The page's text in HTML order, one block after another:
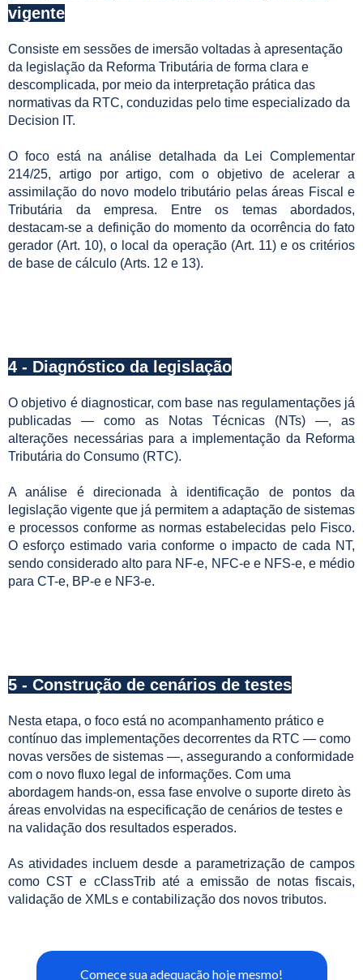
vigente
Consiste em sessões de imersão voltadas à apresentação
da legislação da Reforma Tributária de forma clara e
descomplicada, por meio da interpretação prática das
normativas da RTC, conduzidas pelo time especializado da
Decision IT.
O foco está na análise detalhada da Lei Complementar
214/25, artigo por artigo, com o objetivo de acelerar a
assimilação do novo modelo tributário pelas áreas Fiscal e
Tributária da empresa. Entre os temas abordados,
destacam-se a definição do momento da ocorrência do fato
gerador (Art. 10), o local da operação (Art. 11) e os critérios
de base de cálculo (Arts. 12 e 13).
4 - Diagnóstico da legislação
O objetivo é diagnosticar, com base nas regulamentações já
publicadas — como as Notas Técnicas (NTs) —, as
alterações necessárias para a implementação da Reforma
Tributária do Consumo (RTC).
A análise é direcionada à identificação de pontos da
legislação vigente que já permitem a adaptação de sistemas
e processos conforme as normas estabelecidas pelo Fisco.
O esforço estimado varia conforme o impacto de cada NT,
sendo considerado alto para NF-e, NFC-e e NFS-e, e médio
para CT-e, BP-e e NF3-e.
5 - Construção de cenários de testes
Nesta etapa, o foco está no acompanhamento prático e
contínuo das implementações decorrentes da RTC — como
novas versões de sistemas —, assegurando a conformidade
com o novo fluxo legal de informações. Com uma
abordagem hands-on, essa fase envolve o suporte direto às
áreas envolvidas na especificação de cenários de testes e
na validação dos resultados esperados.
As atividades incluem desde a parametrização de campos
como CST e cClassTrib até a emissão de notas fiscais,
validação de XMLs e contabilização dos novos tributos.
Comece sua adequação hoje mesmo!